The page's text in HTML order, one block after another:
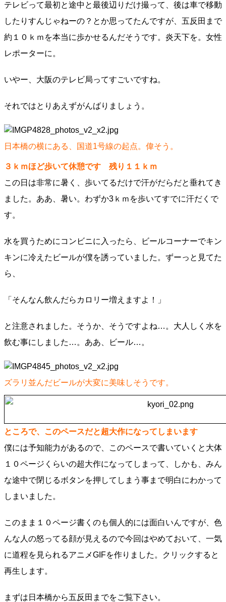
テレビって最初と途中と最後辺りだけ撮って、後は車で移動
したりすんじゃねーの？とか思ってたんですが、五反田まで
約１０ｋｍを本当に歩かせるんだそうです。炎天下を。女性
レポーターに。
いやー、大阪のテレビ局ってすごいですね。
それではとりあえずがんばりましょう。
日本橋の横にある、国道1号線の起点。偉そう。
３ｋｍほど歩いて休憩です 残り１１ｋｍ
この日は非常に暑く、歩いてるだけで汗がだらだと垂れてき
ました。ああ、暑い。わずか3ｋｍを歩いてすでに汗だくで
す。
水を買うためにコンビニに入ったら、ビールコーナーでキン
キンに冷えたビールが僕を誘っていました。ずーっと見てた
ら、
「そんなん飲んだらカロリー増えますよ！」
と注意されました。そうか、そうですよね…。大人しく水を
飲む事にしました…。ああ、ビール…。
ズラリ並んだビールが大変に美味しそうです。
ところで、このペースだと超大作になってしまいます
僕には予知能力があるので、このペースで書いていくと大体
１０ページくらいの超大作になってしまって、しかも、みん
な途中で閉じるボタンを押してしまう事まで明白にわかって
しまいました。
このまま１０ページ書くのも個人的には面白いんですが、色
んな人の怒ってる顔が見えるので今回はやめておいて、一気
に道程を見られるアニメGIFを作りました。クリックすると
再生します。
まずは日本橋から五反田までをご覧下さい。